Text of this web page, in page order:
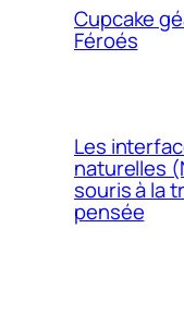
Cupcake
Féroés
Les
naturelles
souris à la
pensée